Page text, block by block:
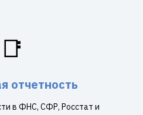
📑
отчетность
в ФНС, СФР, Росстат и